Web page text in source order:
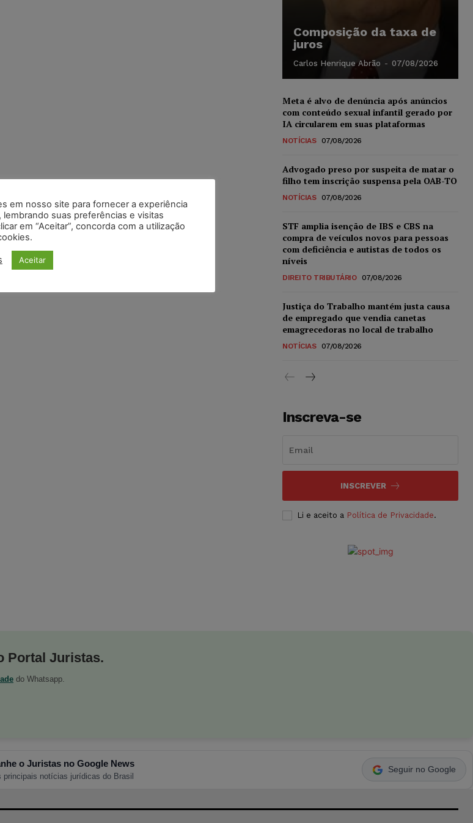
Composição da taxa de
juros
Carlos Henrique Abrão - 07/08/2026
Meta é alvo de denúncia após anúncios
com conteúdo sexual infantil gerado por
IA circularem em suas plataformas
NOTÍCIAS 07/08/2026
Advogado preso por suspeita de matar o
filho tem inscrição suspensa pela OAB-TO
NOTÍCIAS 07/08/2026
STF amplia isenção de IBS e CBS na
compra de veículos novos para pessoas
com deficiência e autistas de todos os
níveis
DIREITO TRIBUTÁRIO 07/08/2026
Justiça do Trabalho mantém justa causa
de empregado que vendia canetas
emagrecedoras no local de trabalho
NOTÍCIAS 07/08/2026
Inscreva-se
INSCREVER
Li e aceito a Política de Privacidade.
Portal Juristas.
do Whatsapp.
o Juristas no Google News
principais notícias jurídicas do Brasil
Seguir no Google
em nosso site para fornecer a experiência
lembrando suas preferências e visitas
em “Aceitar”, concorda com a utilização
Aceitar